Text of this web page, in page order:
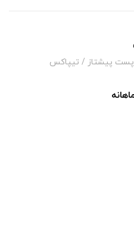
پیشتاز / تیپاکس